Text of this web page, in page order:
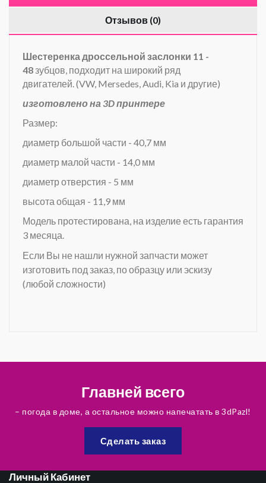
Отзывов (0)
Шестеренка дроссельной заслонки 11 -
48 зубцов, подходит на широкий ряд
двигателей. (VW, Mersedes, Audi, Kia и другие)
изготовлено на 3D принтере
Размер:
диаметр большой части - 40,7 мм
диаметр малой части - 14,0 мм
диаметр отверстия - 5 мм
высота общая - 11,9 мм
Модель протестирована, на изделие есть гарантия
3 месяца.
Если Вы не нашли нужной запчасти может
изготовить под заказ, по образцу или эскизу
(любой сложности)
Главней всего
– погода в доме, а остальное можно напечатать в 3dPazl!
Сделать заказ
Личный Кабинет